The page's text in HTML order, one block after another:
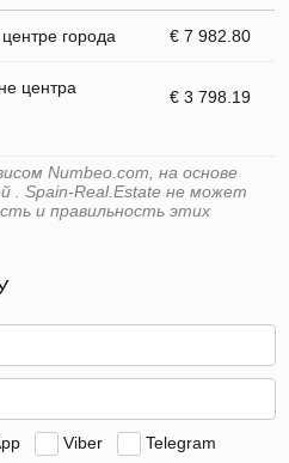
города € 7 982.80
центра
€ 3 798.19
Numbeo.com, на основе
. Spain-Real.Estate не может
и правильность этих
Viber Telegram